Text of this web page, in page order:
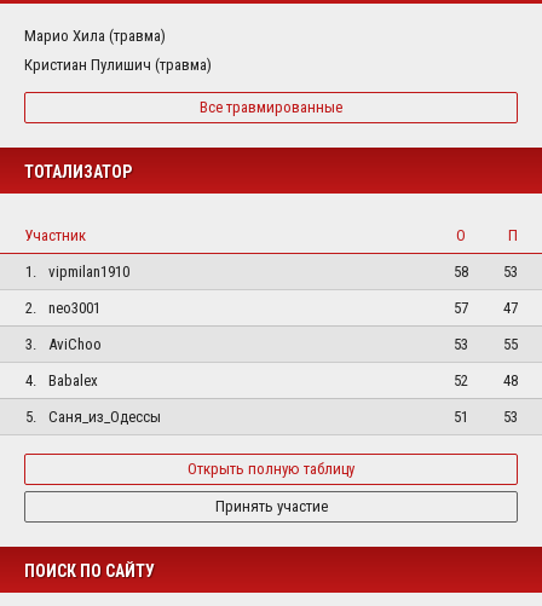
Марио Хила (травма)
Кристиан Пулишич (травма)
Все травмированные
ТОТАЛИЗАТОР
Участник О
П
1.
vipmilan1910 58
53
2.
neo3001 57
47
3.
AviChoo 53
55
4.
Babalex 52
48
5.
Саня_из_Одессы 51 53
Открыть полную таблицу
Принять участие
ПОИСК ПО САЙТУ